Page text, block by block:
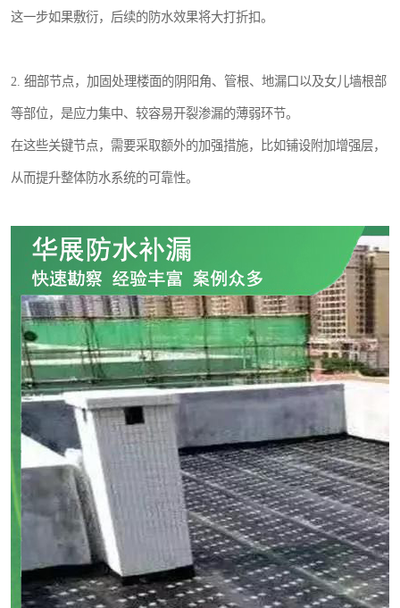
这一步如果敷衍，后续的防水效果将大打折扣。
2. 细部节点，加固处理楼面的阴阳角、管根、地漏口以及女儿墙根部
等部位，是应力集中、较容易开裂渗漏的薄弱环节。
在这些关键节点，需要采取额外的加强措施，比如铺设附加增强层，
从而提升整体防水系统的可靠性。